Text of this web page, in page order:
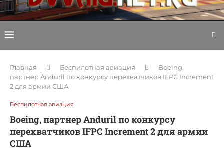
Главная Беспилотная авиация
Boeing,
партнер Anduril по конкурсу перехватчиков IFPC Increment
2 для армии США
Беспилотная авиация
Boeing, партнер Anduril по конкурсу
перехватчиков IFPC Increment 2 для армии
США